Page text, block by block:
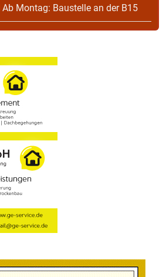
Ab Montag: Baustelle an der B15